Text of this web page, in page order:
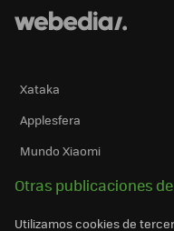
Xataka
Applesfera
Mundo Xiaomi
Otras publicaciones
Utilizamos cookies de